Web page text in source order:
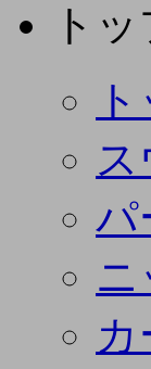
ト
ス
パ
ニ